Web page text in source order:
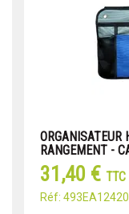
ORGANISATEUR
RANGEMENT -
31,40 € TTC
Réf: 493EA12420